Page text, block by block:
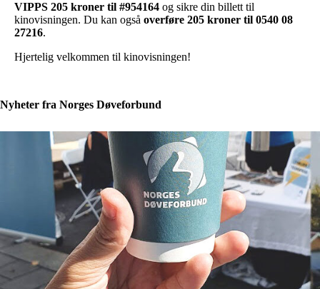
VIPPS 205 kroner til #954164 og sikre din billett til
kinovisningen. Du kan også overføre 205 kroner til 0540 08
27216.
Hjertelig velkommen til kinovisningen!
Nyheter fra Norges Døveforbund